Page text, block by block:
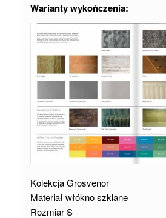
Warianty wykończenia:
Kolekcja Grosvenor
Materiał włókno szklane
Rozmiar S